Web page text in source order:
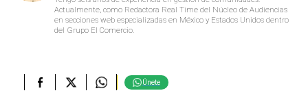
Actualmente, como Redactora Real Time del Núcleo de Audiencias
en secciones web especializadas en México y Estados Unidos dentro
del Grupo El Comercio.
Únete